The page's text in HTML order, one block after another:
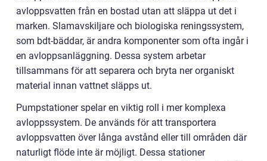
avloppsvatten från en bostad utan att släppa ut det i
marken. Slamavskiljare och biologiska reningssystem,
som bdt-bäddar, är andra komponenter som ofta ingår i
en avloppsanläggning. Dessa system arbetar
tillsammans för att separera och bryta ner organiskt
material innan vattnet släpps ut.
Pumpstationer spelar en viktig roll i mer komplexa
avloppssystem. De används för att transportera
avloppsvatten över långa avstånd eller till områden där
naturligt flöde inte är möjligt. Dessa stationer